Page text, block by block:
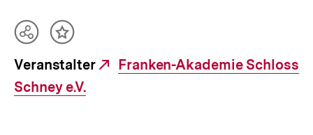
Veranstalter
Externer
Franken-Akademie Schloss
Schney e.V.
Teilen
Optionen
anzeigen
Inhalt
merken